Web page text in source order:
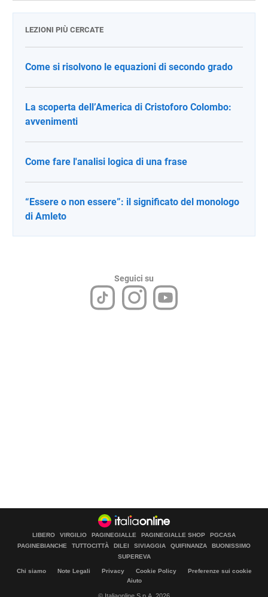
LEZIONI PIÙ CERCATE
Come si risolvono le equazioni di secondo grado
La scoperta dell’America di Cristoforo Colombo:
avvenimenti
Come fare l'analisi logica di una frase
“Essere o non essere”: il significato del monologo
di Amleto
Seguici su
LIBERO VIRGILIO PAGINEGIALLE PAGINEGIALLE SHOP
PGCASA
PAGINEBIANCHE
TUTTOCITTÀ DILEI SIVIAGGIA QUIFINANZA
BUONISSIMO
SUPEREVA
Chi siamo Note Legali Privacy Cookie Policy
Preferenze sui cookie
Aiuto